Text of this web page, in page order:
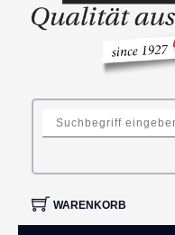
WARENKORB